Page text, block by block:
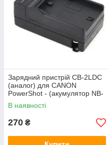
Зарядний пристрій CB-2LDC
(аналог) для CANON
PowerShot - (акумулятор NB-
11L, NB-11LH)
В наявності
270 ₴